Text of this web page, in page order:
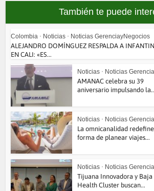
También te puede
Colombia • Noticias • Noticias GerenciayNegocios
ALEJANDRO DOMÍNGUEZ RESPALDA A
EN CALI: «ES...
Noticias • Noticias
AMANAC celebra su 39
aniversario impulsando
Noticias • Noticias
La omnicanalidad
forma de planear viajes...
Noticias • Noticias
Tijuana Innovadora y Baja
Health Cluster buscan...